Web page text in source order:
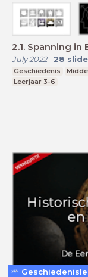
2.1. Spanning in
July 2022- 28
Geschiedenis
Leerjaar 3-6